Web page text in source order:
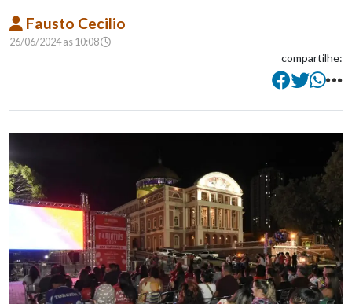
Fausto Cecilio
26/06/2024 as 10:08
compartilhe: